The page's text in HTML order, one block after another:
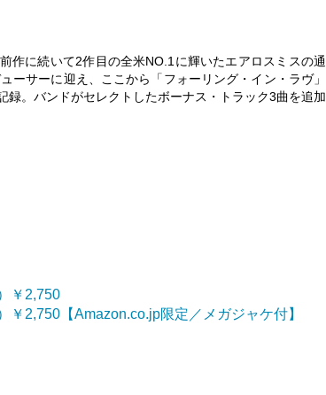
作に続いて2作目の全米NO.1に輝いたエアロスミスの通
サーに迎え、ここから「フォーリング・イン・ラヴ」
録。バンドがセレクトしたボーナス・トラック3曲を追加
￥2,750
￥2,750【Amazon.co.jp限定／メガジャケ付】